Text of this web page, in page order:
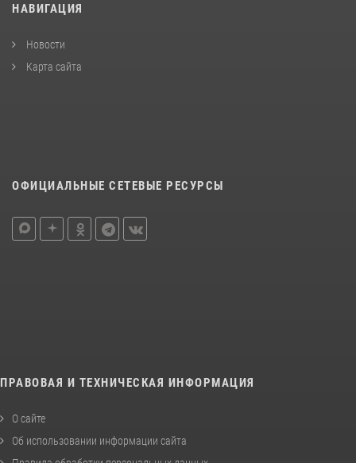
НАВИГАЦИЯ
Новости
Карта сайта
ОФИЦИАЛЬНЫЕ СЕТЕВЫЕ РЕСУРСЫ
ПРАВОВАЯ И ТЕХНИЧЕСКАЯ ИНФОРМАЦИЯ
О сайте
Об использовании информации сайта